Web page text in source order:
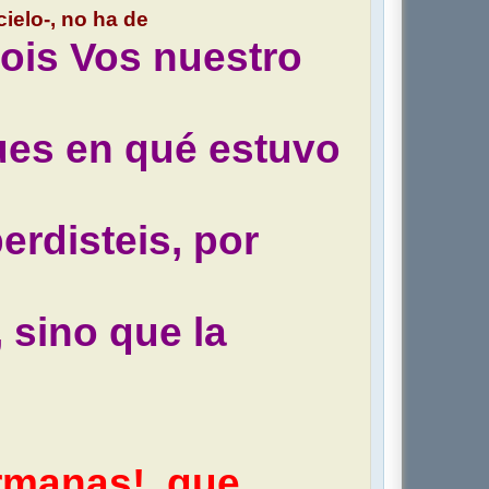
, no ha de
Vos nuestro
en qué estuvo
por
sino que la